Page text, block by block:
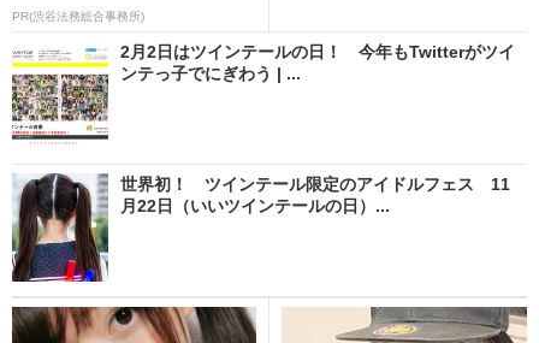
PR(渋谷法務総合事務所)
2月2日はツインテールの日！ 今年もTwitterがツイ
ンテっ子でにぎわう | ...
世界初！ ツインテール限定のアイドルフェス 11
月22日（いいツインテールの日）...